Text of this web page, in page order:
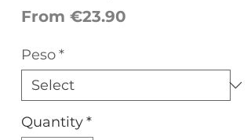
From €23.90
Peso*
Quantity*